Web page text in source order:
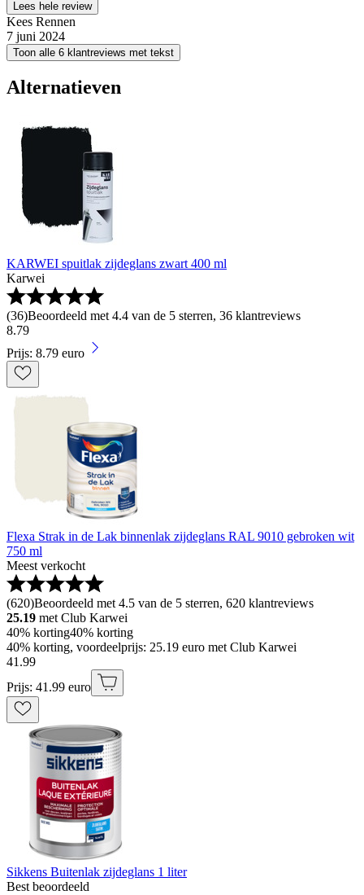
Lees hele review
Kees Rennen
7 juni 2024
Toon alle 6 klantreviews met tekst
Alternatieven
KARWEI spuitlak zijdeglans zwart 400 ml
Karwei
(36)Beoordeeld met 4.4 van de 5 sterren, 36 klantreviews
8.79
Prijs: 8.79 euro
Flexa Strak in de Lak binnenlak zijdeglans RAL 9010 gebroken wit
750 ml
Meest verkocht
(620)Beoordeeld met 4.5 van de 5 sterren, 620 klantreviews
25.19 met Club Karwei
40% korting40% korting
40% korting, voordeelprijs: 25.19 euro met Club Karwei
41 .99
Prijs: 41.99 euro
Sikkens Buitenlak zijdeglans 1 liter
Best beoordeeld